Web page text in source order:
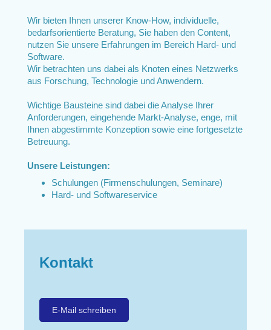
Wir bieten Ihnen unserer Know-How, individuelle,
bedarfsorientierte Beratung, Sie haben den Content,
nutzen Sie unsere Erfahrungen im Bereich Hard- und
Software.
Wir betrachten uns dabei als Knoten eines Netzwerks
aus Forschung, Technologie und Anwendern.
Wichtige Bausteine sind dabei die Analyse Ihrer
Anforderungen, eingehende Markt-Analyse, enge, mit
Ihnen abgestimmte Konzeption sowie eine fortgesetzte
Betreuung.
Unsere Leistungen:
Schulungen (Firmenschulungen, Seminare)
Hard- und Softwareservice
Kontakt
E-Mail schreiben